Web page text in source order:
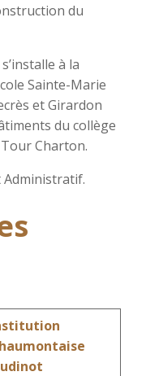
du
à la
Sainte-Marie
et Girardon
du collège
Charton.
Administratif.